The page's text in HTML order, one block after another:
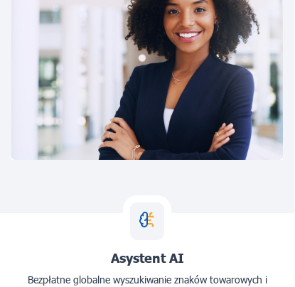
Asystent AI
Bezpłatne globalne wyszukiwanie znaków towarowych i